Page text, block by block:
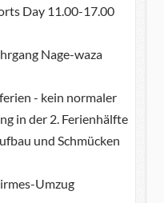
Day 11.00-17.00
Nage-waza
- kein normaler
in der 2. Ferienhälfte
und Schmücken
Umzug